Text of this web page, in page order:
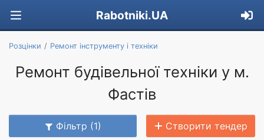
Rabotniki.UA
Розцінки Ремонт інструменту і техніки
Ремонт будівельної техніки у м.
Фастів
Фільтр (1) Створити тендер